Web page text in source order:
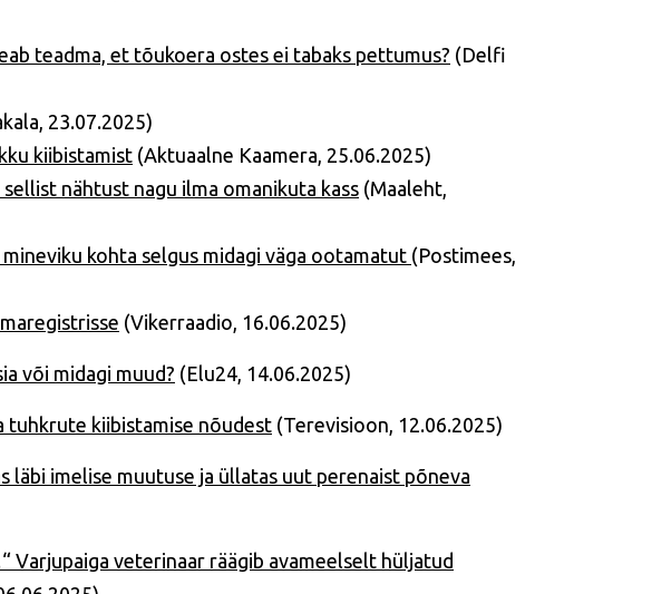
teadma, et tõukoera ostes ei tabaks pettumus? (Delfi
23.07.2025)
kiibistamist (Aktuaalne Kaamera, 25.06.2025)
nähtust nagu ilma omanikuta kass (Maaleht,
kohta selgus midagi väga ootamatut (Postimees,
(Vikerraadio, 16.06.2025)
või midagi muud? (Elu24, 14.06.2025)
tuhkrute kiibistamise nõudest (Terevisioon, 12.06.2025)
läbi imelise muutuse ja üllatas uut perenaist põneva
Varjupaiga veterinaar räägib avameelselt hüljatud